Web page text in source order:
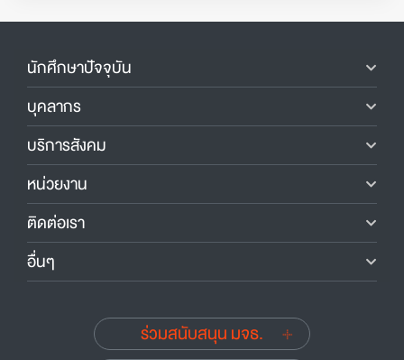
นักศึกษาปัจจุบัน
บุคลากร
บริการสังคม
หน่วยงาน
ติดต่อเรา
อื่นๆ
ร่วมสนับสนุน มจธ.